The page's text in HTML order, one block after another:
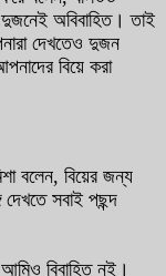
অবিবাহিত। তাই
দেখতেও দুজন
বিয়ে করা
বলেন, বিয়ের জন্য
সবাই পছন্দ
বিবাহিত নই।